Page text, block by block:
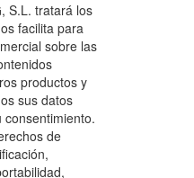
S.L. tratará los
facilita para
sobre las
productos y
sus datos
de